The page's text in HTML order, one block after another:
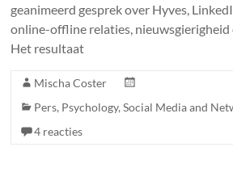
geanimeerd gesprek over Hyves,
online-offline relaties, nieuwsgierigheid
Het resultaat
Mischa Coster
Pers, Psychology,Social Media and
4 reacties